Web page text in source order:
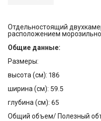
Отдельностоящий
расположением
Общие данные:
Размеры:
высота (см): 186
ширина (см): 59.5
глубина (см): 65
Общий объем/ Полезный